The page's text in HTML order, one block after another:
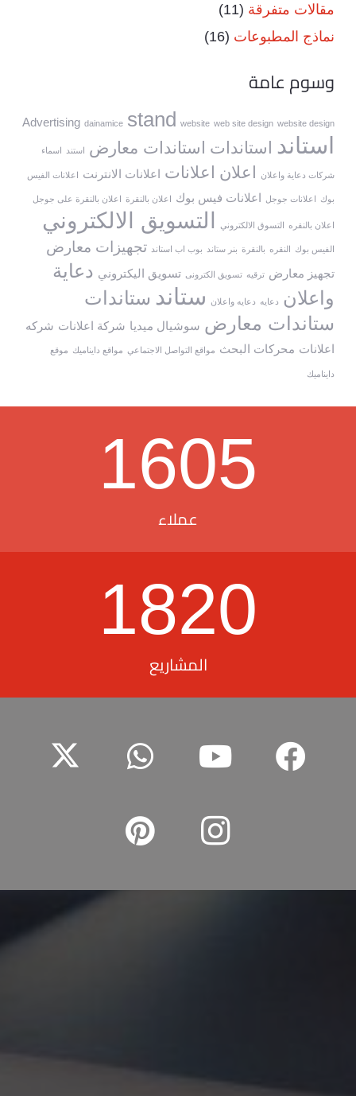
مقالات متفرقة (11)
نماذج المطبوعات (16)
وسوم عامة
Advertising dainamice stand website web site design website design
استاند استاندات استاندات معارض استند اسماء
شركات دعاية واعلان اعلان اعلانات اعلانات الانترنت اعلانات الفيس
بوك اعلانات جوجل اعلانات فيس بوك اعلان بالنقرة اعلان بالنقرة على جوجل
اعلان بالنقره التسوق الالكتروني التسويق الالكتروني
الفيس بوك النقره بالنقرة بنر ستاند بوب اب استاند تجهيزات معارض
تجهيز معارض ترقيه تسويق الكترونى تسويق اليكتروني دعاية
واعلان دعايه دعايه واعلان ستاند ستاندات
ستاندات معارض سوشيال ميديا شركة اعلانات شركه
اعلانات محركات البحث مواقع التواصل الاجتماعي مواقع دايناميك موقع
دايناميك
1605
عملاء
1820
المشاريع